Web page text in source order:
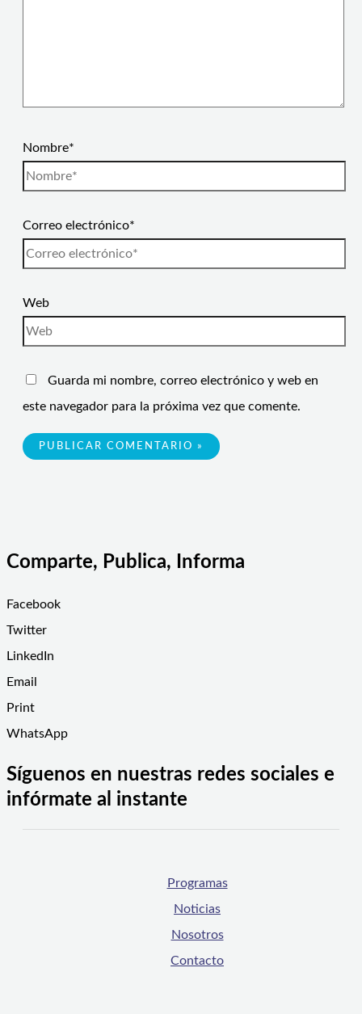
Nombre*
Correo electrónico*
Web
Guarda mi nombre, correo electrónico y web en
este navegador para la próxima vez que comente.
Comparte, Publica, Informa
Facebook
Twitter
LinkedIn
Email
Print
WhatsApp
Síguenos en nuestras redes sociales e
infórmate al instante
Programas
Noticias
Nosotros
Contacto